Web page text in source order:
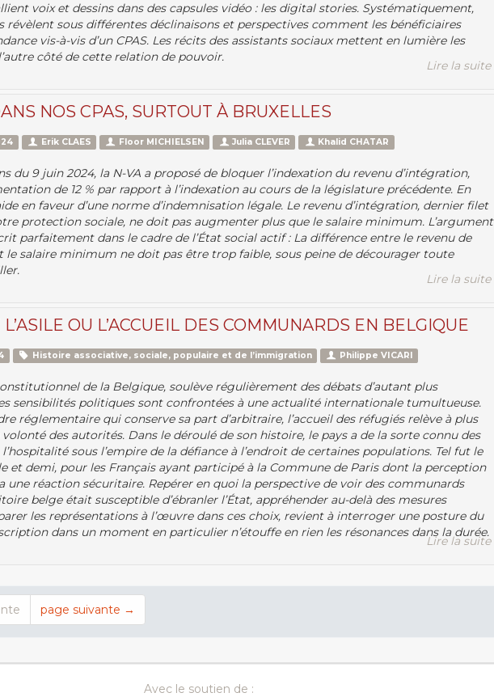
voix et dessins dans des capsules vidéo : les digital stories. Systématiquement,
révèlent sous différentes déclinaisons et perspectives comment les bénéficiaires
vis-à-vis d’un CPAS. Les récits des assistants sociaux mettent en lumière les
côté de cette relation de pouvoir.
Lire la suite
NOS CPAS, SURTOUT À BRUXELLES
Erik CLAES Floor MICHIELSEN Julia CLEVER Khalid CHATAR
du 9 juin 2024, la N-VA a proposé de bloquer l’indexation du revenu d’intégration,
de 12 % par rapport à l’indexation au cours de la législature précédente. En
en faveur d’une norme d’indemnisation légale. Le revenu d’intégration, dernier filet
protection sociale, ne doit pas augmenter plus que le salaire minimum. L’argument
parfaitement dans le cadre de l’État social actif : La différence entre le revenu de
le salaire minimum ne doit pas être trop faible, sous peine de décourager toute
Lire la suite
OU L’ACCUEIL DES COMMUNARDS EN BELGIQUE
Histoire associative, sociale, populaire et de l’immigration Philippe VICARI
de la Belgique, soulève régulièrement des débats d’autant plus
sensibilités politiques sont confrontées à une actualité internationale tumultueuse.
réglementaire qui conserve sa part d’arbitraire, l’accueil des réfugiés relève à plus
des autorités. Dans le déroulé de son histoire, le pays a de la sorte connu des
sous l’empire de la défiance à l’endroit de certaines populations. Tel fut le
et demi, pour les Français ayant participé à la Commune de Paris dont la perception
une réaction sécuritaire. Repérer en quoi la perspective de voir des communards
belge était susceptible d’ébranler l’État, appréhender au-delà des mesures
les représentations à l’œuvre dans ces choix, revient à interroger une posture du
dans un moment en particulier n’étouffe en rien les résonances dans la durée.
Lire la suite
page suivante →
Avec le soutien de :